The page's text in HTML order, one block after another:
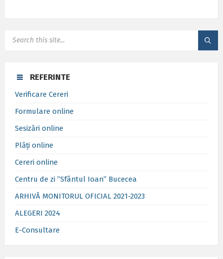
REFERINTE
Verificare Cereri
Formulare online
Sesizări online
Plăți online
Cereri online
Centru de zi ”Sfântul Ioan” Bucecea
ARHIVĂ MONITORUL OFICIAL 2021-2023
ALEGERI 2024
E-Consultare